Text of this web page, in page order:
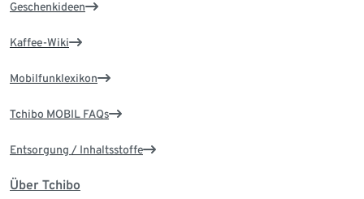
Geschenkideen
Kaffee-Wiki
Mobilfunklexikon
Tchibo MOBIL FAQs
Entsorgung / Inhaltsstoffe
Über Tchibo